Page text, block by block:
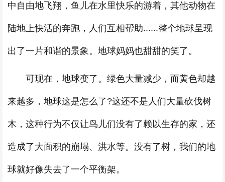
中自由地飞翔，鱼儿在水里快乐的游着，其他动物在
陆地上快活的奔跑，人们互相帮助......整个地球呈现
出了一片和谐的景象。地球妈妈也甜甜的笑了。
可现在，地球变了。绿色大量减少，而黄色却越
来越多，地球这是怎么了?这还不是人们大量砍伐树
木，这种行为不仅让鸟儿们没有了赖以生存的家，还
造成了大面积的崩塌、洪水等。没有了树，我们的地
球就好像失去了一个平衡架。